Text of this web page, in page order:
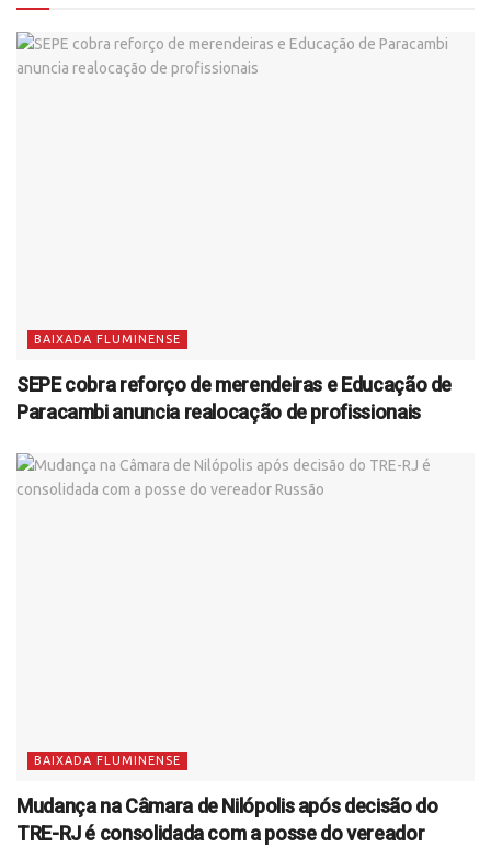
BAIXADA FLUMINENSE
SEPE cobra reforço de merendeiras e Educação de
Paracambi anuncia realocação de profissionais
BAIXADA FLUMINENSE
Mudança na Câmara de Nilópolis após decisão do
TRE-RJ é consolidada com a posse do vereador